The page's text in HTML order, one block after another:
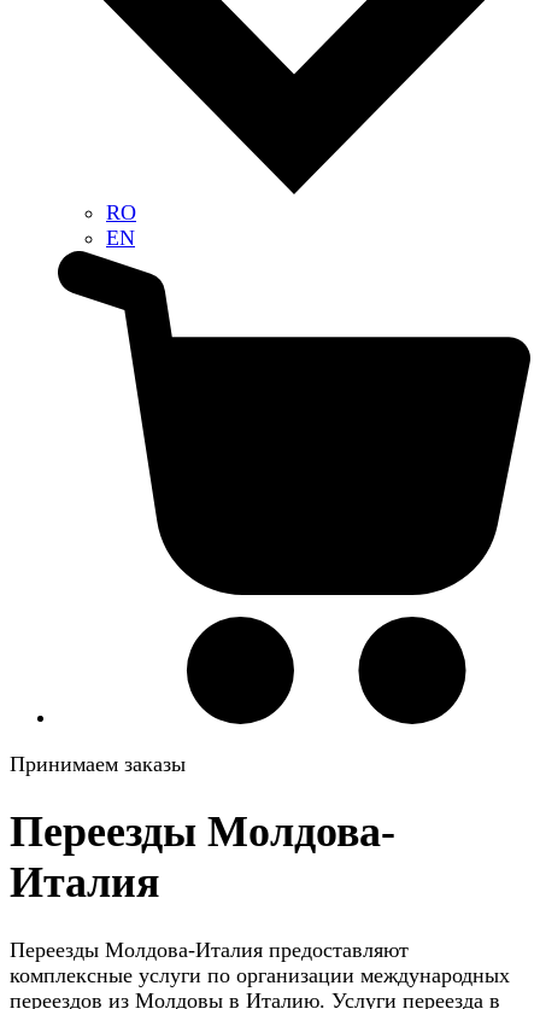
RO
EN
Принимаем заказы
Переезды Молдова-
Италия
Переезды Молдова-Италия предоставляют
комплексные услуги по организации международных
переездов из Молдовы в Италию. Услуги переезда в